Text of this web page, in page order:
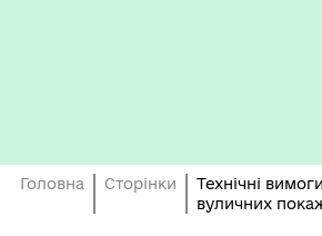
Головна Сторінки
Технічні
вуличних